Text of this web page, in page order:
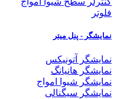
فلوتر
نمایشگر - پنل میتر
نمایشگر آتونیکس
نمایشگر هانیانگ
نمایشگر شیوا امواج
نمایشگر سیگنالی